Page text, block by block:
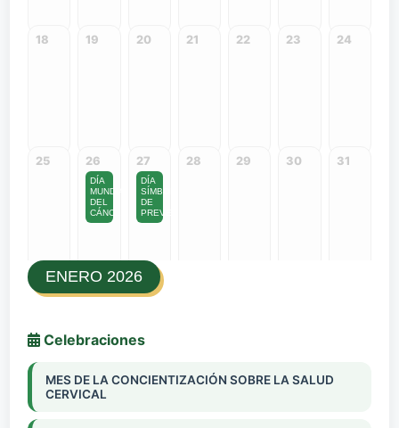
ENERO 2026
Celebraciones
MES DE LA CONCIENTIZACIÓN SOBRE LA SALUD
CERVICAL
18 19 20 21 22 23 24
25 26
DÍA
MUNDIAL
DEL
CÁNC...
27
DÍA
SÍMBOLO
DE
PREVE...
28 29 30 31